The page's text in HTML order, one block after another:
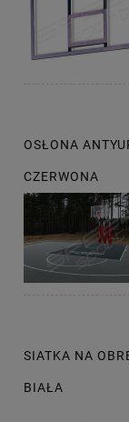
OSŁONA
CZERWONA
SIATKA NA
BIAŁA